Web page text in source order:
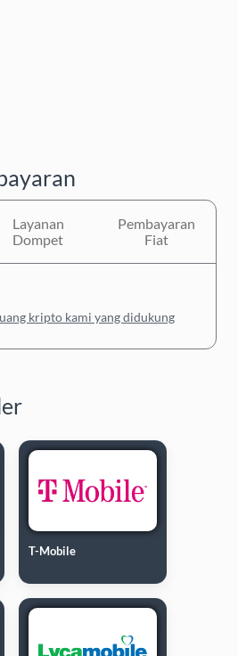
Layanan
Dompet
Pembayaran
Fiat
kripto kami yang didukung
T-Mobile